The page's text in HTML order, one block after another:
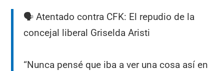
🗣️ Atentado contra CFK: El repudio de la
concejal liberal Griselda Aristi
“Nunca pensé que iba a ver una cosa así en